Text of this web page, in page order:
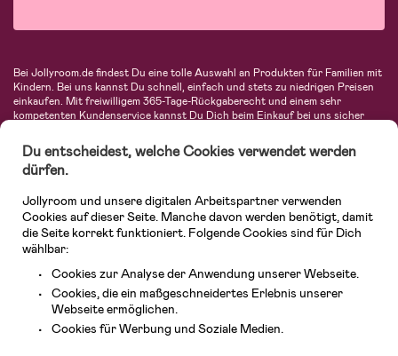
Bei Jollyroom.de findest Du eine tolle Auswahl an Produkten für Familien mit
Kindern. Bei uns kannst Du schnell, einfach und stets zu niedrigen Preisen
einkaufen. Mit freiwilligem 365-Tage-Rückgaberecht und einem sehr
kompetenten Kundenservice kannst Du Dich beim Einkauf bei uns sicher
Autositze, Kinder- und Babymode, Produkte für Mütter und eine Menge
fantastischer Einrichtungsgegenstände, Spielsachen, Babyprodukte und
vieles mehr. Wir haben Produkte von bekannten Herstellern wie Britax, Maxi-
Avent, Jack Wolfskin, Cybex, LEGO und vielen mehr. Schau Dich um in
unserer vielfältigen Online-Boutique für Kinder & Babys. Willkommen!
Du entscheidest, welche Cookies verwendet werden
dürfen.
Jollyroom und unsere digitalen Arbeitspartner verwenden
Cookies auf dieser Seite. Manche davon werden benötigt, damit
die Seite korrekt funktioniert. Folgende Cookies sind für Dich
wählbar:
Cookies zur Analyse der Anwendung unserer Webseite.
Cookies, die ein maßgeschneidertes Erlebnis unserer
Webseite ermöglichen.
Cookies für Werbung und Soziale Medien.